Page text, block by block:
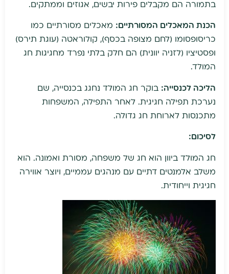
בתמורה הם מקבלים פירות יבשים, אגוזים וממתקים.
הכנת המאכלים המסורתיים: מאכלים מסורתיים כמו
כריסופסומו (לחם מצופה בכסף), קולוראטה (עוגת תירס)
ופסטיציו (לזניה יוונית) הם חלק בלתי נפרד מחגיגות חג
המולד.
הליכה לכנסייה: בוקר חג המולד נחגג בכנסייה, שם
נערכת תפילה חגיגית. לאחר התפילה, המשפחות
מתכנסות לארוחת חג גדולה.
לסיכום:
חג המולד ביוון הוא חג של משפחה, מסורת ואמונה. הוא
משלב אלמנטים דתיים עם מנהגים עממיים, ויוצר אווירה
חגיגית וייחודית.